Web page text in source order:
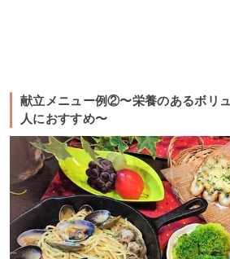
献立メニュー例②〜栄養のあるボリ
人におすすめ〜